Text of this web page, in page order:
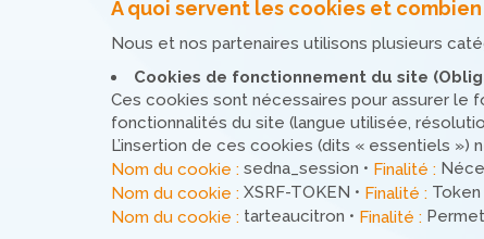
A quoi servent les cookies et
Nous et nos partenaires utilisons plusieurs
Cookies de fonctionnement du site
Ces cookies sont nécessaires pour assurer le
fonctionnalités du site (langue utilisée,
L’insertion de ces cookies (dits « essentiels
Nom du cookie : sedna_session • Finalité :
Nom du cookie : XSRF-TOKEN • Finalité :
Nom du cookie : tarteaucitron • Finalité :